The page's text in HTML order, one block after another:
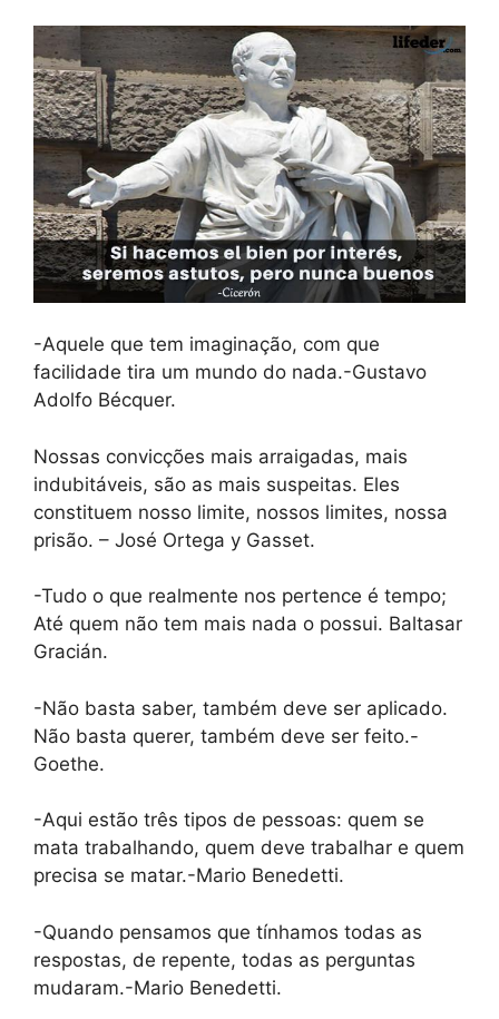
-Aquele que tem imaginação, com que
facilidade tira um mundo do nada.-Gustavo
Adolfo Bécquer.
Nossas convicções mais arraigadas, mais
indubitáveis, são as mais suspeitas. Eles
constituem nosso limite, nossos limites, nossa
prisão. – José Ortega y Gasset.
-Tudo o que realmente nos pertence é tempo;
Até quem não tem mais nada o possui. Baltasar
Gracián.
-Não basta saber, também deve ser aplicado.
Não basta querer, também deve ser feito.-
Goethe.
-Aqui estão três tipos de pessoas: quem se
mata trabalhando, quem deve trabalhar e quem
precisa se matar.-Mario Benedetti.
-Quando pensamos que tínhamos todas as
respostas, de repente, todas as perguntas
mudaram.-Mario Benedetti.